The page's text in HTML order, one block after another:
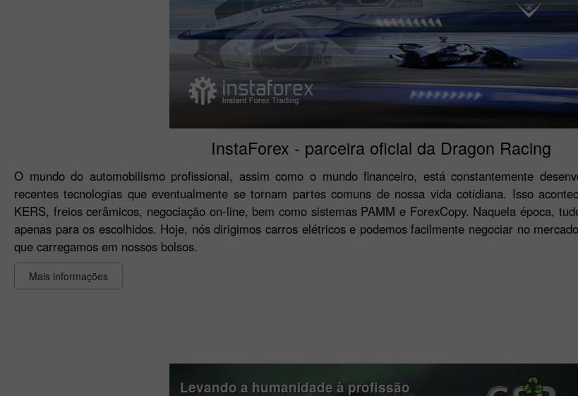
InstaForex - parceira oficial da Dragon Racing
O mundo do automobilismo profissional, assim como o mundo financeiro, está constantemente
recentes tecnologias que eventualmente se tornam partes comuns de nossa vida cotidiana. Isso
KERS, freios cerâmicos, negociação on-line, bem como sistemas PAMM e ForexCopy. Naquela época,
apenas para os escolhidos. Hoje, nós dirigimos carros elétricos e podemos facilmente negociar no
que carregamos em nossos bolsos.
Mais informações
Levando a humanidade à profissão